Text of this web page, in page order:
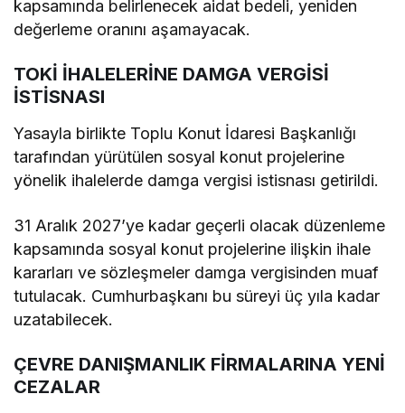
kapsamında belirlenecek aidat bedeli, yeniden
değerleme oranını aşamayacak.
TOKİ İHALELERİNE DAMGA VERGİSİ
İSTİSNASI
Yasayla birlikte Toplu Konut İdaresi Başkanlığı
tarafından yürütülen sosyal konut projelerine
yönelik ihalelerde damga vergisi istisnası getirildi.
31 Aralık 2027’ye kadar geçerli olacak düzenleme
kapsamında sosyal konut projelerine ilişkin ihale
kararları ve sözleşmeler damga vergisinden muaf
tutulacak. Cumhurbaşkanı bu süreyi üç yıla kadar
uzatabilecek.
ÇEVRE DANIŞMANLIK FİRMALARINA YENİ
CEZALAR